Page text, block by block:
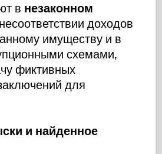
в незаконном
доходов
имуществу и в
схемами,
фиктивных
для
и найденное